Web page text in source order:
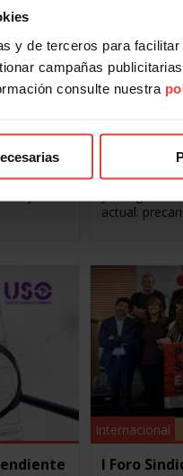
y de terceros para
campañas
consulte nuestra
y
Acción Sindical
Euskadi
El secretario
actual:
Internacional
I Foro